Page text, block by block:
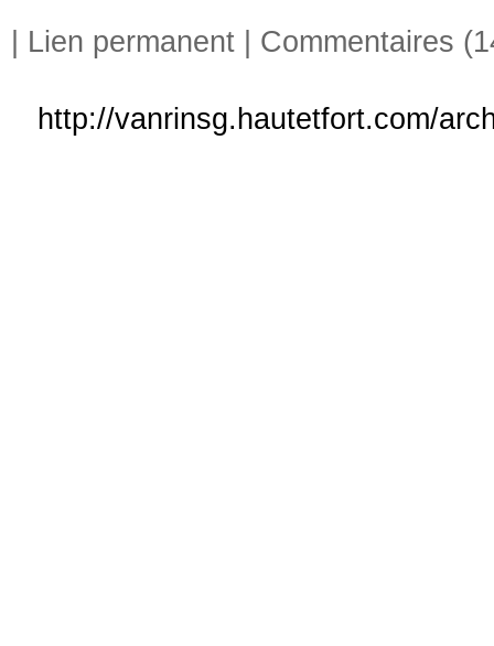
Lien permanent Commentaires
http://vanrinsg.hautetfort.com/